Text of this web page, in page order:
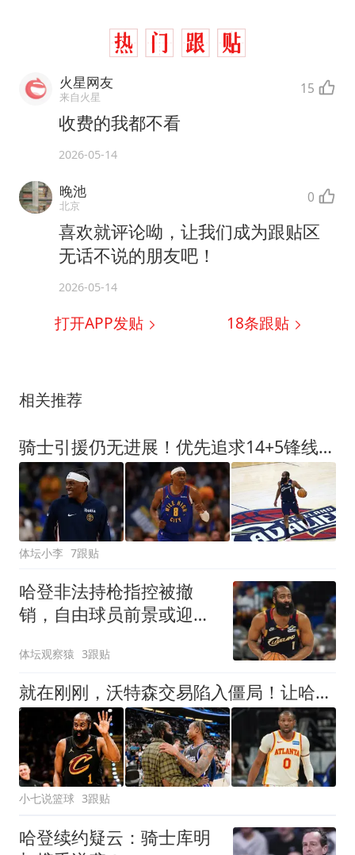
火星网友
来自火星 15
收费的我都不看
2026-05-14
晚池
北京 0
喜欢就评论呦，让我们成为跟贴区
无话不说的朋友吧！
2026-05-14
打开APP发贴 18条跟贴
相关推荐
骑士引援仍无进展！优先追求14+5锋线悍将，哈登还在苦苦等待
体坛小李 7跟贴
哈登非法持枪指控被撤
销，自由球员前景或迎转
体坛观察猿 3跟贴
就在刚刚，沃特森交易陷入僵局！让哈登白白等待两月，骑士该醒悟了，争取库明加
小七说篮球 3跟贴
哈登续约疑云：骑士库明